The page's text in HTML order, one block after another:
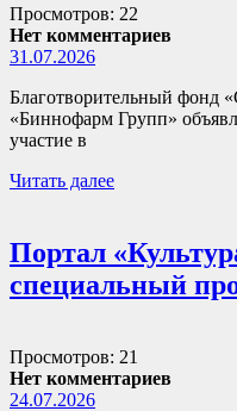
Просмотров: 22
Нет комментариев
31.07.2026
Благотворительный фонд
«Биннофарм Групп»
участие в
Читать далее
Портал
специальный
Просмотров: 21
Нет комментариев
24.07.2026